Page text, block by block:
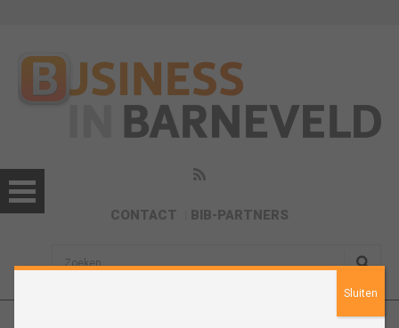
CONTACT BIB-PARTNERS
sisea.search
Sluiten